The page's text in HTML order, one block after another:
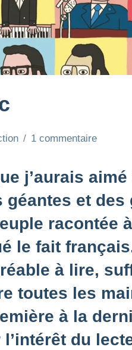
1 commentaire
j’aurais
et des
racontée
le fait
à lire,
toutes les
à la
du